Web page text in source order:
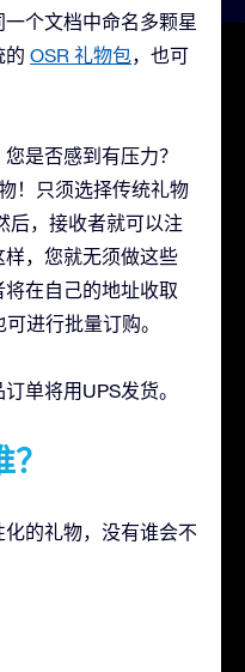
个文档中命名多颗星
的 OSR 礼物包，也可
是否感到有压力？
！只须选择传统礼物
后，接收者就可以注
，您就无须做这些
在自己的地址收取
进行批量订购。
单将用UPS发货。
的礼物，没有谁会不